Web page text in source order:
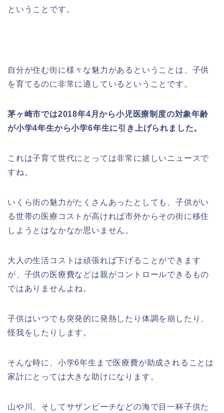
ということです。
自分が住む街に様々な魅力があるということは、子供
を育てるのに非常に適しているということです。
茅ヶ崎市では2018年4月から小児医療制度の対象年齢
が小学4年生から小学6年生に引き上げられました。
これは子育て世代にとっては非常に嬉しいニュースで
すね。
いくら街の魅力がたくさんあったとしても、子供がい
る世帯の医療コストが高ければ市外からその街に移住
しようとはなかなか思いません。
大人の生活コストは頑張れば下げることができます
が、子供の医療費などは親がコントロールできるもの
ではありませんよね。
子供はいつでも突発的に発熱したり体調を崩したり、
怪我をしたりします。
そんな時に、小学6年生まで医療費が助成されることは
家計にとっては大きな助けになります。
山や川、そしてサザンビーチなどの海で目一杯子供た